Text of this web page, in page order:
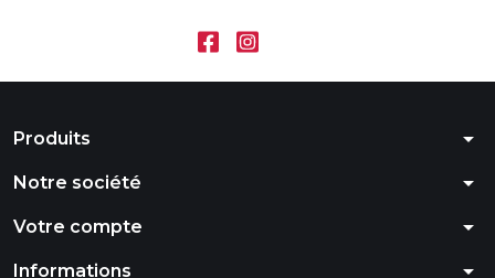
Produits arrow_drop_down
Notre société arrow_drop_down
Votre compte arrow_drop_down
Informations arrow_drop_down